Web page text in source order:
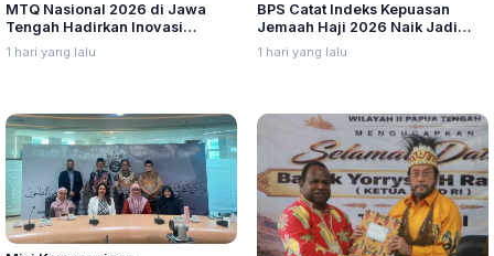
MTQ Nasional 2026 di Jawa
Tengah Hadirkan Inovasi
Perdana untuk Disabilitas dan
Dewan Hakim
1 hari yang lalu
BPS Catat Indeks Kepuasan
Jemaah Haji 2026 Naik Jadi
91,45 Persen
1 hari yang lalu